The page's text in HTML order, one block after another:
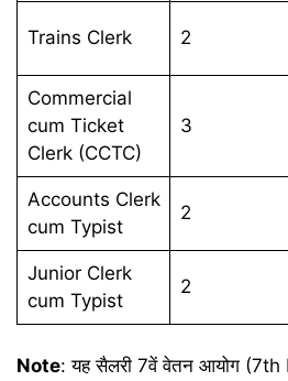
Trains Clerk 2
Commercial
cum Ticket
Clerk (CCTC)
3
Accounts Clerk
cum Typist
2
Junior Clerk
cum Typist
2
Note: यह सैलरी 7वें वेतन आयोग